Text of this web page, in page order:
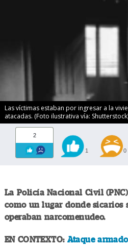
Las víctimas estaban por ingresar a la
atacadas. (Foto ilustrativa vía:
2
1 0
La Policía Nacional Civil
como un lugar donde sicarios
operaban narcomenudeo.
EN CONTEXTO: Ataque